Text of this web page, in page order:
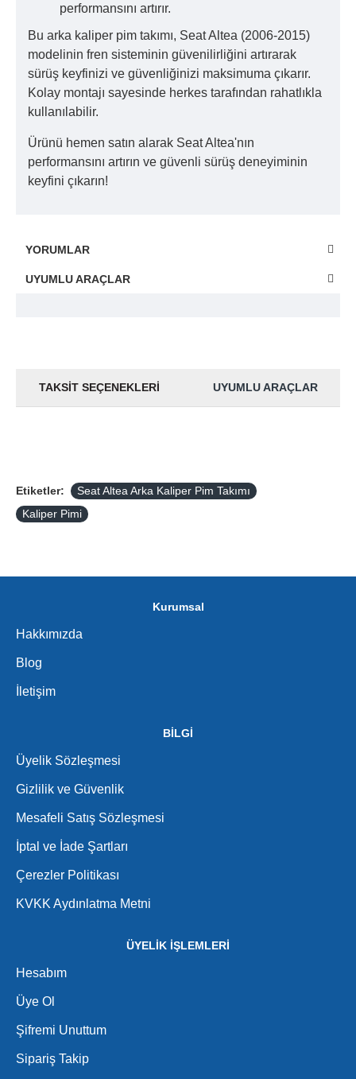
performansını artırır.
Bu arka kaliper pim takımı, Seat Altea (2006-2015)
modelinin fren sisteminin güvenilirliğini artırarak
sürüş keyfinizi ve güvenliğinizi maksimuma çıkarır.
Kolay montajı sayesinde herkes tarafından rahatlıkla
kullanılabilir.
Ürünü hemen satın alarak Seat Altea'nın
performansını artırın ve güvenli sürüş deneyiminin
keyfini çıkarın!
YORUMLAR
UYUMLU ARAÇLAR
TAKSIT SEÇENEKLERI UYUMLU ARAÇLAR
Etiketler:
Seat Altea Arka Kaliper Pim Takımı
Kaliper Pimi
Kurumsal
Hakkımızda
Blog
İletişim
BİLGİ
Üyelik Sözleşmesi
Gizlilik ve Güvenlik
Mesafeli Satış Sözleşmesi
İptal ve İade Şartları
Çerezler Politikası
KVKK Aydınlatma Metni
ÜYELİK İŞLEMLERİ
Hesabım
Üye Ol
Şifremi Unuttum
Sipariş Takip